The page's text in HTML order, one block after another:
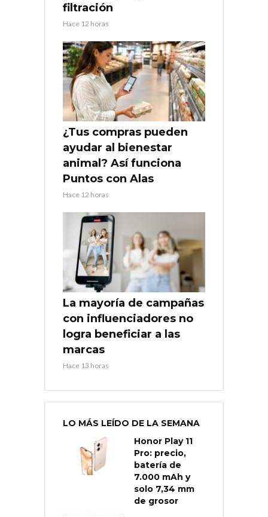
filtración
Hace 12 horas
¿Tus compras pueden
ayudar al bienestar
animal? Así funciona
Puntos con Alas
Hace 12 horas
La mayoría de campañas
con influenciadores no
logra beneficiar a las
marcas
Hace 13 horas
LO MÁS LEÍDO DE LA SEMANA
Honor Play 11
Pro: precio,
batería de
7.000 mAh y
solo 7,34 mm
de grosor